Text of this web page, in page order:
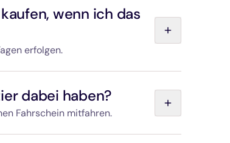
vorgesehen. Der in jedem Zug
gerne behilflich.
wenn ich das
erfolgen.
dabei haben?
Fahrschein mitfahren.